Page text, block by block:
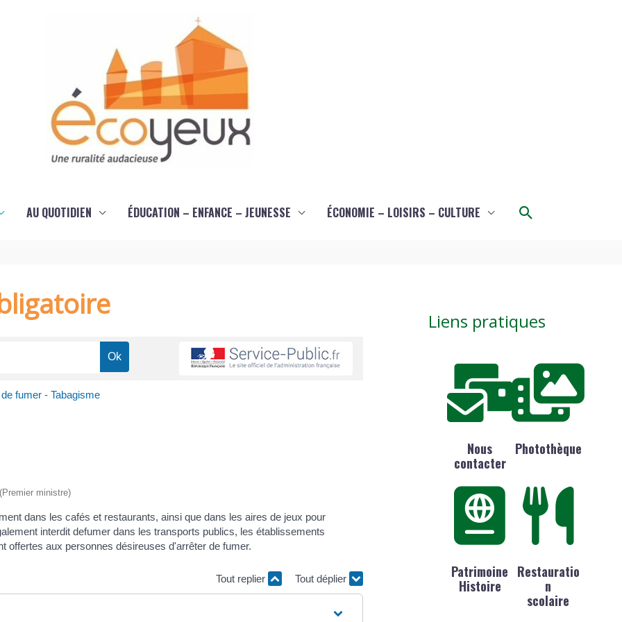
AU QUOTIDIEN ÉDUCATION – ENFANCE – JEUNESSE ÉCONOMIE – LOISIRS – CULTURE Rechercher
fumer - Tabagisme
ministre)
dans les cafés et restaurants, ainsi que dans les aires de jeux pour
interdit defumer dans les transports publics, les établissements
offertes aux personnes désireuses d'arrêter de fumer.
Tout replier Tout déplier
Liens pratiques
Nous
contacter
Photothèque
Patrimoine
Histoire
Restauratio
n
scolaire